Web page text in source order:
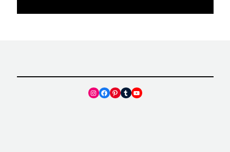
Instagram
Facebook
Pinterest
TumblrYouTube